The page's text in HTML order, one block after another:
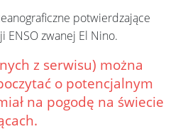
potwierdzające
ENSO zwanej El Nino.
z serwisu) można
o potencjalnym
na pogodę na świecie